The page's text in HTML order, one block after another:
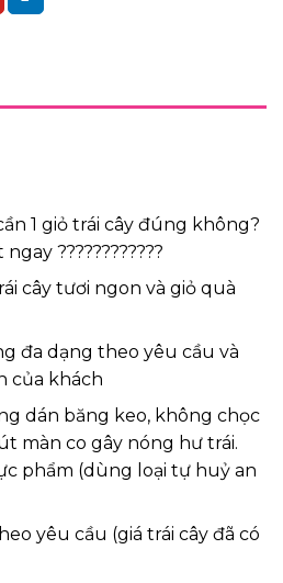
1 giỏ trái cây đúng không?
????????????
cây tươi ngon và giỏ quà
đa dạng theo yêu cầu và
của khách
dán băng keo, không chọc
màn co gây nóng hư trái.
phẩm (dùng loại tự huỷ an
yêu cầu (giá trái cây đã có